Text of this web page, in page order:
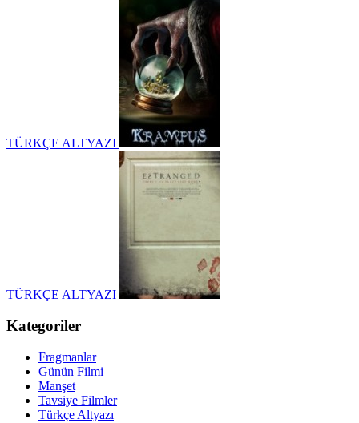
TÜRKÇE ALTYAZI
TÜRKÇE ALTYAZI
Kategoriler
Fragmanlar
Günün Filmi
Manşet
Tavsiye Filmler
Türkçe Altyazı